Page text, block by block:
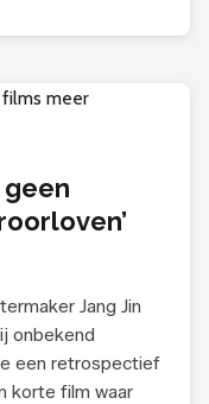
geen
Jang Jin
onbekend
een retrospectief
korte film waar